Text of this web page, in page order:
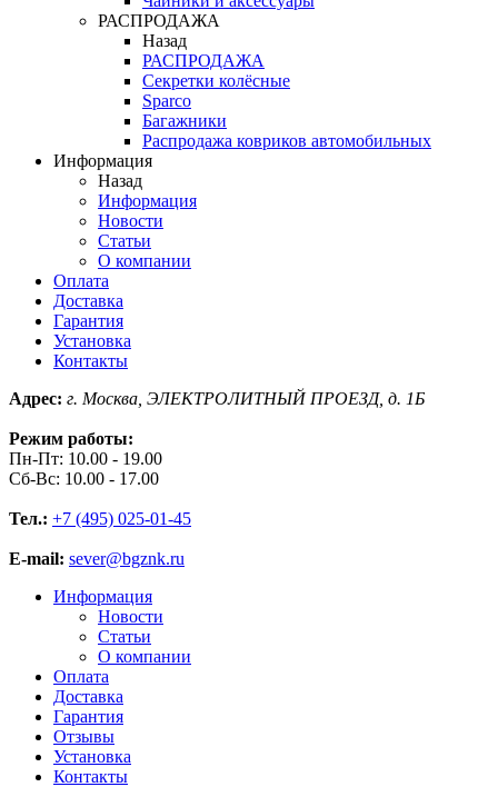
РАСПРОДАЖА
Назад
РАСПРОДАЖА
Секретки колёсные
Sparco
Багажники
Распродажа ковриков автомобильных
Информация
Назад
Информация
Новости
Статьи
О компании
Оплата
Доставка
Гарантия
Установка
Контакты
Адрес: г. Москва, ЭЛЕКТРОЛИТНЫЙ ПРОЕЗД, д. 1Б
Режим работы:
Пн-Пт: 10.00 - 19.00
Сб-Вс: 10.00 - 17.00
Тел.: +7 (495) 025-01-45
E-mail: sever@bgznk.ru
Информация
Новости
Статьи
О компании
Оплата
Доставка
Гарантия
Отзывы
Установка
Контакты